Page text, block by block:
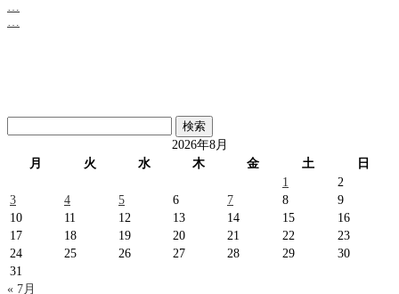
索:
2026年8月
月
火 水 木 金 土
日
1
2
3
4 5 6 7 8
9
10
11 12 13 14 15
16
17
18 19 20 21 22
23
24
25 26 27 28 29
30
31
« 7月